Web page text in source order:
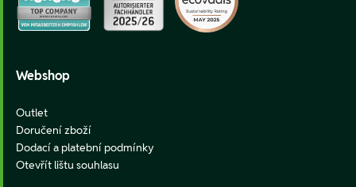
Webshop
Outlet
Doručení zboží
Dodací a platební podmínky
Otevřít lištu souhlasu